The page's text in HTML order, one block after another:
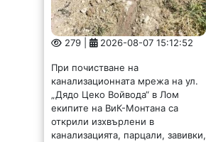
279 | 2026-08-07 15:12:52
При почистване на
канализационната мрежа на ул.
„Дядо Цеко Войвода“ в Лом
екипите на ВиК-Монтана са
открили изхвърлени в
канализацията, парцали, завивки,